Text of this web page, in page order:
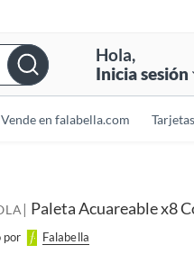
Hola,
Inicia sesión
Vende en falabella.com
| Paleta Acuareable x8
por Falabella